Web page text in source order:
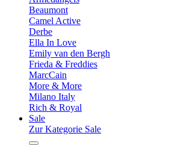
Beaumont
Camel Active
Derbe
Ella In Love
Emily van den Bergh
Frieda & Freddies
MarcCain
More & More
Milano Italy
Rich & Royal
Sale
Zur Kategorie Sale